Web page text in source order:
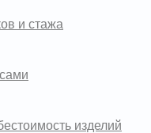
и стажа
изделий